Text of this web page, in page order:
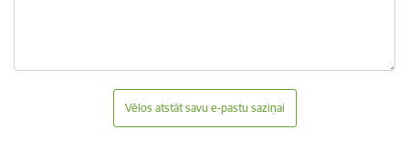
Vēlos atstāt savu e-pastu saziņai